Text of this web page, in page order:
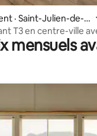
· Saint-Julien-de-C
T3 en centre-ville
mensuels